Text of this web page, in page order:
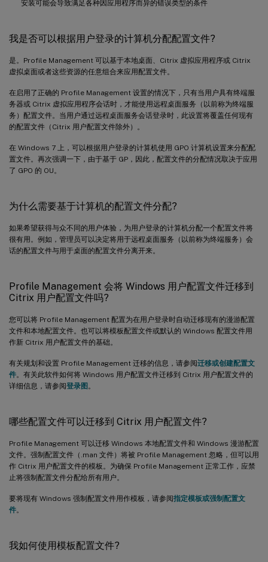
安装可能会导致满足各种因应用程序而异的错误类型的条件
我是否可以根据用户登录的计算机分配配置文件?
是。Profile Management 可以基于本地桌面、Citrix 虚拟应用程序或 Citrix
虚拟桌面或者这些资源的任意组合来应用配置文件。
在启用了正确的 Profile Management 设置的情况下，只有当用户具有终端服
务器或 Citrix 虚拟应用程序会话时，才能使用远程桌面服务（以前称为终端服
务）配置文件。当用户通过远程桌面服务会话登录时，此设置将覆盖任何现有
的配置文件（Citrix 用户配置文件除外）。
在 Windows 7 上，可以根据用户登录的计算机使用 GPO 计算机设置来分配配
置文件。再次强调一下，由于基于 GP，因此，配置文件的分配情况取决于应用
了 GPO 的 OU。
为什么需要基于计算机的配置文件分配?
如果希望获得与众不同的用户体验，为用户登录的计算机分配一个配置文件将
很有用。例如，管理员可以决定将用于远程桌面服务（以前称为终端服务）会
话的配置文件与用于桌面的配置文件分离开来。
Profile Management 会将 Windows 用户配置文件迁移到
Citrix 用户配置文件吗?
您可以将 Profile Management 配置为在用户登录时自动迁移现有的漫游配置
文件和本地配置文件。也可以将模板配置文件或默认的 Windows 配置文件用
作新 Citrix 用户配置文件的基础。
有关规划和设置 Profile Management 迁移的信息，请参阅迁移或创建配置文
件。有关此软件如何将 Windows 用户配置文件迁移到 Citrix 用户配置文件的
详细信息，请参阅登录图 。
哪些配置文件可以迁移到 Citrix 用户配置文件?
Profile Management 可以迁移 Windows 本地配置文件和 Windows 漫游配置
文件。强制配置文件（.man 文件）将被 Profile Management 忽略，但可以用
作 Citrix 用户配置文件的模板。为确保 Profile Management 正常工作，应禁
止将强制配置文件分配给所有用户。
要将现有 Windows 强制配置文件用作模板，请参阅指定模板或强制配置文
件。
我如何使用模板配置文件?